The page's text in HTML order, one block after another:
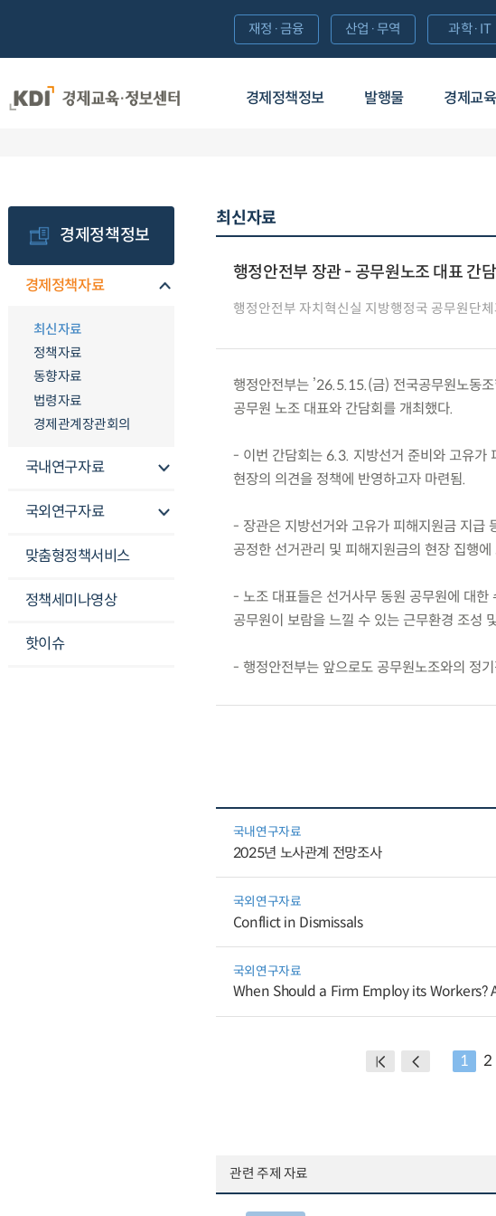
경제정책정보 발행물 경제교육
재정·금융 산업·무역 과학·IT
경제정책정보
경제정책자료
최신자료
정책자료
동향자료
법령자료
경제관계장관회의
국내연구자료
국외연구자료
맞춤형정책서비스
정책세미나영상
핫이슈
최신자료
행정안전부 장관 - 공무원노조 대표 간
행정안전부 자치혁신실 지방행정국 공무원단
행정안전부는 ’26.5.15.(금) 전국공무원노동
공무원 노조 대표와 간담회를 개최했다.
- 이번 간담회는 6.3. 지방선거 준비와 고유가
현장의 의견을 정책에 반영하고자 마련됨.
- 장관은 지방선거와 고유가 피해지원금 지급
공정한 선거관리 및 피해지원금의 현장 집행
- 노조 대표들은 선거사무 동원 공무원에 대
공무원이 보람을 느낄 수 있는 근무환경 조성
- 행정안전부는 앞으로도 공무원노조와의 정
국내연구자료
2025년 노사관계 전망조사
국외연구자료
Conflict in Dismissals
국외연구자료
When Should a Firm Employ its
1 2
관련 주제 자료